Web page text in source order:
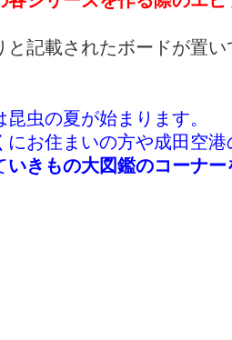
と記載されたボードが置
虫の夏が始まります。
にお住まいの方や成田空
いきもの大図鑑のコーナー